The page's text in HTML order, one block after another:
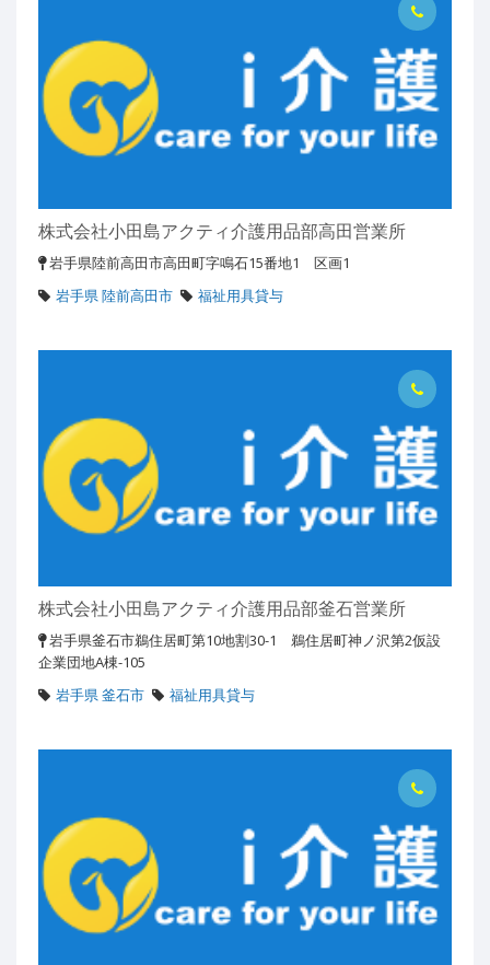
株式会社小田島アクティ介護用品部高田営業所
岩手県陸前高田市高田町字鳴石15番地1 区画1
岩手県 陸前高田市
福祉用具貸与
株式会社小田島アクティ介護用品部釜石営業所
岩手県釜石市鵜住居町第10地割30-1 鵜住居町神ノ沢第2仮設
企業団地A棟-105
岩手県 釜石市
福祉用具貸与